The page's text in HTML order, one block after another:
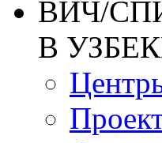
ВИЧ/
В